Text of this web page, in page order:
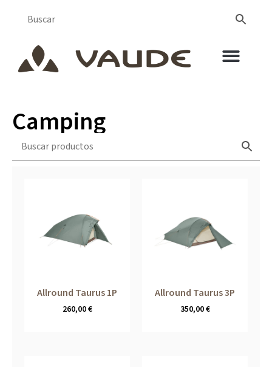
Camping
Allround Taurus 1P
260,00€
Allround Taurus 3P
350,00€